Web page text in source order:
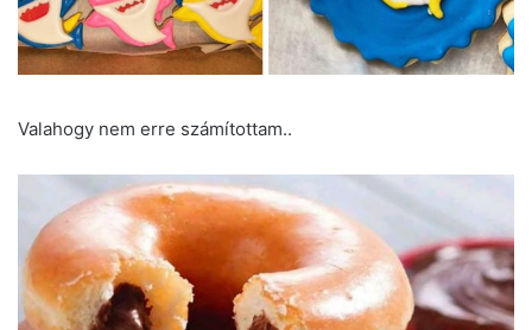
Valahogy nem erre számítottam..